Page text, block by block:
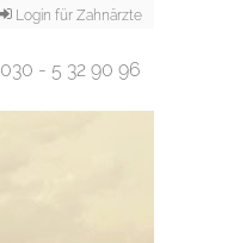
Login für Zahnärzte
030 - 5 32 90 96